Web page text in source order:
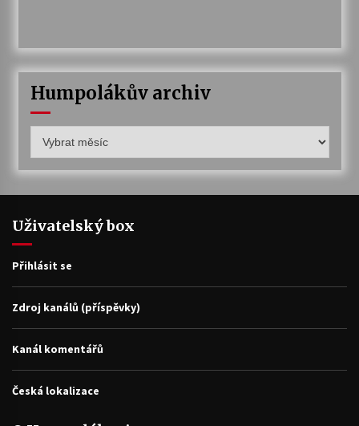
Humpolákův archiv
archiv
Uživatelský box
Přihlásit se
Zdroj kanálů (příspěvky)
Kanál komentářů
Česká lokalizace